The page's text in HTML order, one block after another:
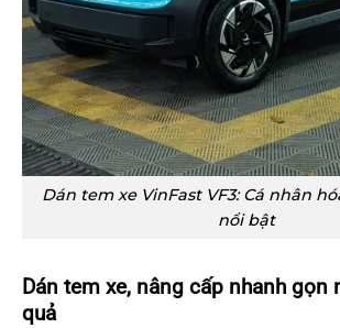
Dán tem xe VinFast VF3: Cá nhân
nổi bật
Dán tem xe, nâng cấp nhanh gọn
quả